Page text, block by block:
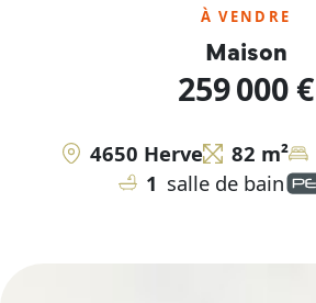
À VENDRE
Maison
259 000 €
4650 Herve 82 m²
1 salle de bain